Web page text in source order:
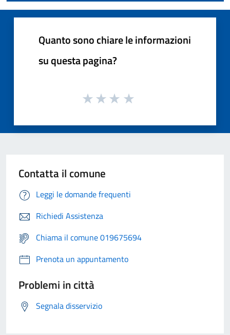
Quanto sono chiare le informazioni
su questa pagina?
Contatta il comune
Leggi le domande frequenti
Richiedi Assistenza
Chiama il comune 019675694
Prenota un appuntamento
Problemi in città
Segnala disservizio